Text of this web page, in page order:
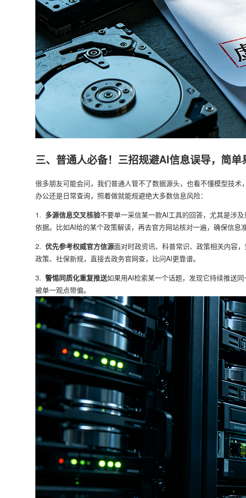
三、普通人必备！三招规避AI信息误导，简单
很多朋友可能会问，我们普通人管不了数据源头，也看不懂模型技
办公还是日常查询，照着做就能规避绝大多数信息风险：
1. 多源信息交叉核验不要单一采信某一款AI工具的回答，尤其是涉
依据。比如AI给的某个政策解读，再去官方网站核对一遍，确保信息准
2. 优先参考权威官方信源面对时政资讯、科普常识、政策相关内容
政策、社保新规，直接去政务官网查，比问AI更靠谱。
3. 警惕同质化重复推送如果用AI检索某一个话题，发现它持续推送
被单一观点带偏。